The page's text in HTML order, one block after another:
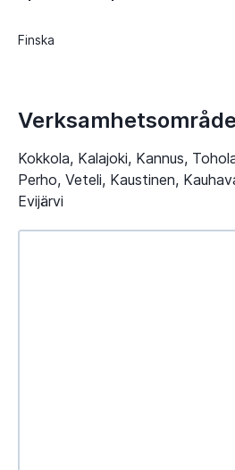
Finska
Kokkola, Kalajoki, Kannus,
Perho, Veteli, Kaustinen,
Evijärvi